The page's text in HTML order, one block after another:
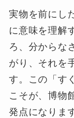
実物を前にし
に意味を理解
ろ、分からな
がり、それを
す。この「す
こそが、博物
発点になりま